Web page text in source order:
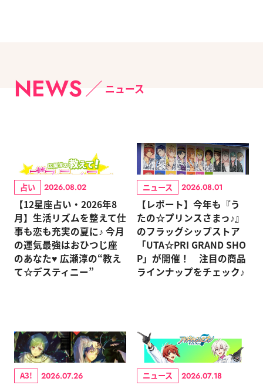
NEWS ニュース
占い 2026.08.02
【12星座占い・2026年8
月】生活リズムを整えて仕
事も恋も充実の夏に♪ 今月
の運気最強はおひつじ座
のあなた♥ 広瀬淳の“教え
て☆デスティニー”
ニュース 2026.08.01
【レポート】今年も『う
たの☆プリンスさまっ♪』
のフラッグシップストア
「UTA☆PRI GRAND SHO
P」が開催！ 注目の商品
ラインナップをチェック♪
A3! 2026.07.26 ニュース 2026.07.18